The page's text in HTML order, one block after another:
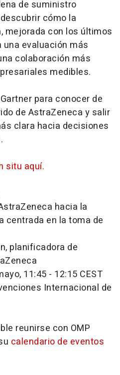
de suministro
cómo la
mejorada con los últimos
una evaluación más
colaboración más
medibles.
para conocer de
de AstraZeneca y salir
clara hacia decisiones
situ aquí.
hacia la
centrada en la toma de
planificadora de
11:45 - 12:15 CEST
Internacional de
reunirse con OMP
calendario de eventos